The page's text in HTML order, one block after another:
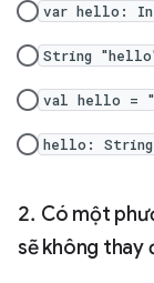
var hello:
String
val hello =
hello:
Có một
sẽ không thay